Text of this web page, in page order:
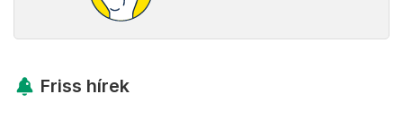
Friss hírek